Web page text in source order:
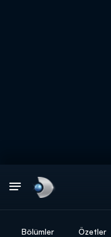
Bölümler Özetler